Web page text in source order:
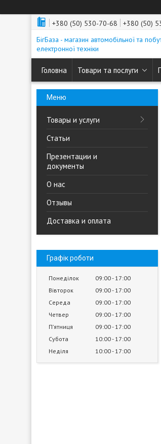
+380 (50) 530-70-68 +380 (50)
БігБаза - магазин автомобільної та
електронної техніки
Головна Товари та послуги
Товары и услуги
Статьи
Презентации и
документы
О нас
Отзывы
Доставка и оплата
Графік роботи
Понеділок 09:00 17:00
Вівторок
09:00 17:00
Середа
09:00 17:00
Четвер
09:00 17:00
Пʼятниця
09:00 17:00
Субота
10:00 17:00
Неділя
10:00 17:00